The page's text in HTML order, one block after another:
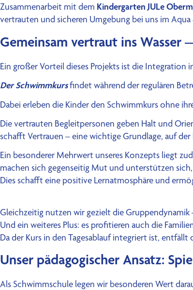
Zusammenarbeit mit dem Kindergarten JULe
vertrauten und sicheren Umgebung bei uns im
Gemeinsam vertraut ins
Ein großer Vorteil dieses Projekts ist die Integration
Der Schwimmkursfindet während der regulären
Dabei erleben die Kinder den Schwimmkurs ohne
Die vertrauten Begleitpersonen geben Halt und
schafft Vertrauen – eine wichtige Grundlage, auf
Ein besonderer Mehrwert unseres Konzepts liegt
machen sich gegenseitig Mut und unterstützen
Dies schafft eine positive Lernatmosphäre und
Gleichzeitig nutzen wir gezielt die
Und ein weiteres Plus: es profitieren auch die
Da der Kurs in den Tagesablauf integriert ist,
Unser pädagogischer Ansatz:
Als Schwimmschule legen wir besonderen Wert